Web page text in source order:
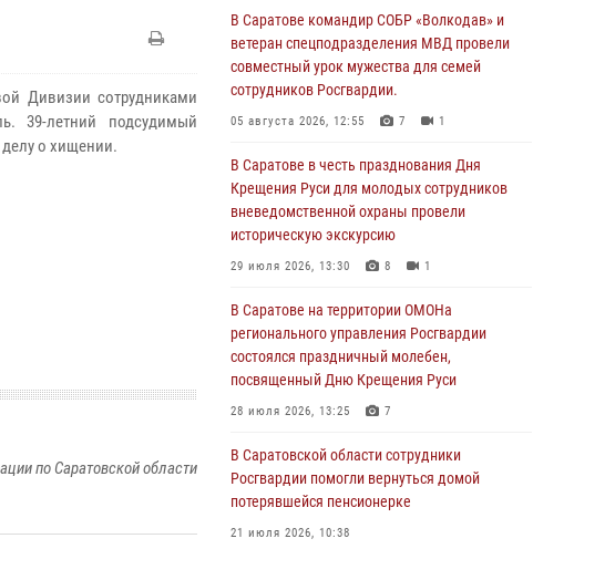
Дивизии сотрудниками
39-летний подсудимый
о хищении.
по Саратовской области
В Саратове командир СОБР «Волкодав» и
ветеран спецподразделения МВД провели
совместный урок мужества для семей
сотрудников Росгвардии.
05 августа 2026, 12:55 7 1
В Саратове в честь празднования Дня
Крещения Руси для молодых сотрудников
вневедомственной охраны провели
историческую экскурсию
29 июля 2026, 13:30 8 1
В Саратове на территории ОМОНа
регионального управления Росгвардии
состоялся праздничный молебен,
посвященный Дню Крещения Руси
28 июля 2026, 13:25 7
В Саратовской области сотрудники
Росгвардии помогли вернуться домой
потерявшейся пенсионерке
21 июля 2026, 10:38